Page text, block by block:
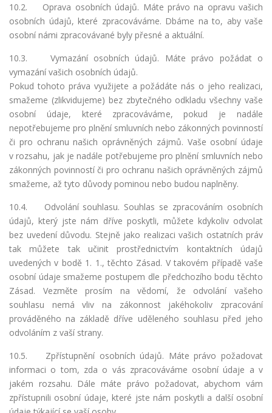
10.2. Oprava osobních údajů. Máte právo na opravu vašich
osobních údajů, které zpracováváme. Dbáme na to, aby vaše
osobní námi zpracovávané byly přesné a aktuální.
10.3.
Vymazání osobních údajů. Máte právo požádat o
vymazání vašich osobních údajů.
Pokud tohoto práva využijete a požádáte nás o jeho realizaci,
smažeme (zlikvidujeme) bez zbytečného odkladu všechny vaše
osobní údaje, které zpracováváme, pokud je nadále
nepotřebujeme pro plnění smluvních nebo zákonných povinností
či pro ochranu našich oprávněných zájmů. Vaše osobní údaje
v rozsahu, jak je nadále potřebujeme pro plnění smluvních nebo
zákonných povinností či pro ochranu našich oprávněných zájmů
smažeme, až tyto důvody pominou nebo budou naplněny.
10.4.
Odvolání souhlasu. Souhlas se zpracováním osobních
údajů, který jste nám dříve poskytli, můžete kdykoliv odvolat
bez uvedení důvodu. Stejně jako realizaci vašich ostatních práv
tak můžete tak učinit prostřednictvím kontaktních údajů
uvedených v bodě 1. 1., těchto Zásad. V takovém případě vaše
osobní údaje smažeme postupem dle předchozího bodu těchto
Zásad. Vezměte prosím na vědomí, že odvolání vašeho
souhlasu nemá vliv na zákonnost jakéhokoliv zpracování
prováděného na základě dříve uděleného souhlasu před jeho
odvoláním z vaší strany.
10.5. Zpřístupnění osobních údajů. Máte právo požadovat
informaci o tom, zda o vás zpracováváme osobní údaje a v
jakém rozsahu. Dále máte právo požadovat, abychom vám
zpřístupnili osobní údaje, které jste nám poskytli a další osobní